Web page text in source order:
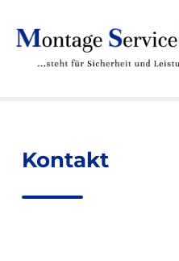
Kontakt
Datenschutz